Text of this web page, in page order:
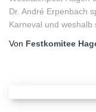
Dr. André Erpenbach
Karneval und weshalb
Von Festkomitee